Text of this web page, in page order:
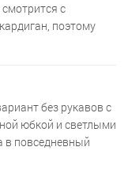
с
поэтому
без рукавов с
юбкой и светлыми
в повседневный